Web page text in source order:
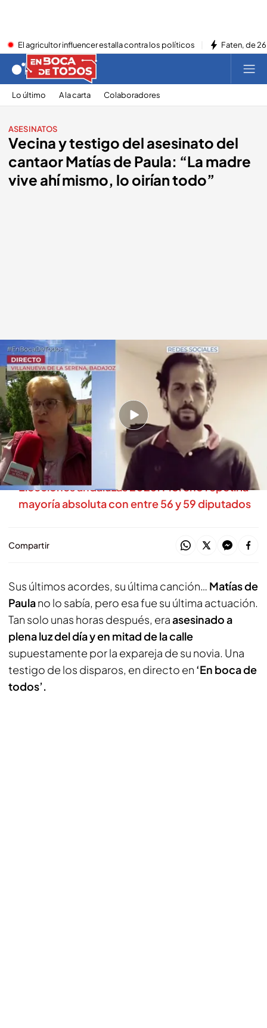
El agricultor influencer estalla contra los políticos Faten, de
Lo último A la carta Colaboradores
ASESINATOS
Vecina y testigo del asesinato del
cantaor Matías de Paula: “La madre
vive ahí mismo, lo oirían todo”
Vecina de Villanueva de la serena en Badajoz cuatro.com
En boca de todos
18 MAY 2026 - 12:18h.
Se busca a la expareja de la novia del cantaor
quién pudo acabar con su vida nada más salir
de prisión y con la ayuda de otros dos hombres
Elecciones andaluzas 2026: Moreno repetiría
mayoría absoluta con entre 56 y 59 diputados
Compartir
Sus últimos acordes, su última canción… Matías de
Paulano lo sabía, pero esa fue su última actuación.
Tan solo unas horas después, eraasesinado a
plena luz del día y en mitad de la calle
supuestamente por la expareja de su novia. Una
testigo de los disparos, en directo en ‘En boca de
todos’.